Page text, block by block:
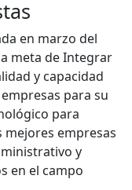
en marzo del
meta de Integrar
y capacidad
para su
para
mejores empresas
y
en el campo